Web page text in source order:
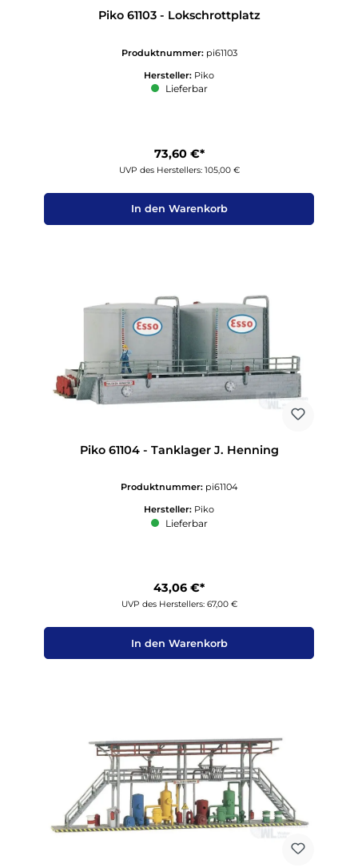
Piko 61103 - Lokschrottplatz
Produktnummer: pi61103
Hersteller: Piko
Lieferbar
73,60 €*
UVP des Herstellers: 105,00 €
In den Warenkorb
Piko 61104 - Tanklager J. Henning
Produktnummer: pi61104
Hersteller: Piko
Lieferbar
43,06 €*
UVP des Herstellers: 67,00 €
In den Warenkorb